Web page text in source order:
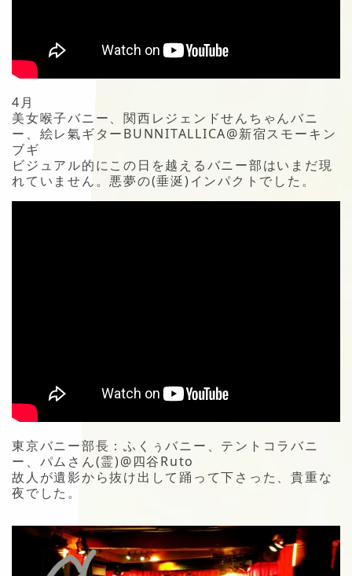
4月
美女喉子バニー、関西レジェンドせんちゃんバニ
ー、絵レ氣ギターBUNNITALLICA@新宿スモーキン
ブギ
ビジュアル的にこの日を越えるバニー部はいまだ現
れていません。悪夢の(垂涎)インパクトでした。
東京バニー部長：ふくぅバニー、テントコラバニ
ー、パムさん(霊)@四谷Ruto
故人が遺影から抜け出して踊って下さった、貴重な
夜でした。